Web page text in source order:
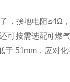
，接地电阻≤4Ω
按需选配可燃
51mm，应对化